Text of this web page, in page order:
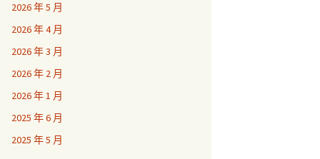
2026 年 5 月
2026 年 4 月
2026 年 3 月
2026 年 2 月
2026 年 1 月
2025 年 6 月
2025 年 5 月